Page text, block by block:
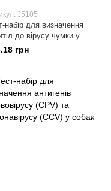
J5105
набір для визначення
до вірусу чумки у
(CDV-Ab)
грн